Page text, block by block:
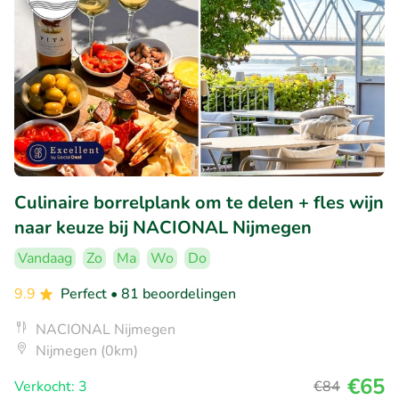
Culinaire borrelplank om te delen + fles wijn
naar keuze bij NACIONAL Nijmegen
Vandaag Zo Ma Wo
Do
9.9
Perfect • 81 beoordelingen
NACIONAL Nijmegen
Nijmegen (0km)
Verkocht: 3
€84 €65